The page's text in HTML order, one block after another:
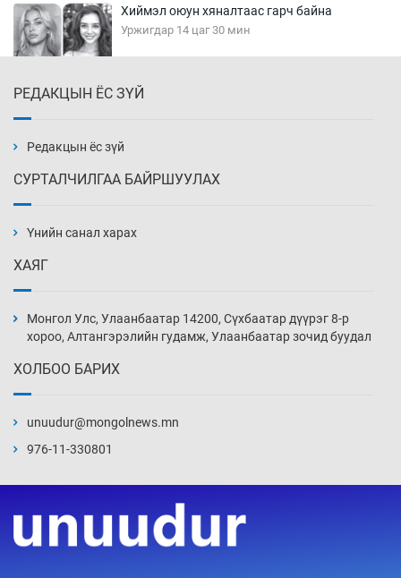
Хиймэл оюун хяналтаас гарч байна
Уржигдар 14 цаг 30 мин
Уржигдар 14 цаг 00 мин
нэмэгджээ
Уржигдар 13 цаг 30 мин
Уржигдар 13 цаг 00 мин
Уржигдар 12 цаг 30 мин
РЕДАКЦЫН ЁС ЗҮЙ
Редакцын ёс зүй
СУРТАЛЧИЛГАА БАЙРШУУЛАХ
Үнийн санал харах
ХАЯГ
Монгол Улс, Улаанбаатар 14200, Сүхбаатар дүүрэг 8-р
хороо, Алтангэрэлийн гудамж, Улаанбаатар зочид буудал
ХОЛБОО БАРИХ
unuudur@mongolnews.mn
976-11-330801